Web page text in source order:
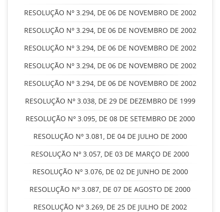
RESOLUÇÃO Nº 3.294, DE 06 DE NOVEMBRO DE 2002
RESOLUÇÃO Nº 3.294, DE 06 DE NOVEMBRO DE 2002
RESOLUÇÃO Nº 3.294, DE 06 DE NOVEMBRO DE 2002
RESOLUÇÃO Nº 3.294, DE 06 DE NOVEMBRO DE 2002
RESOLUÇÃO Nº 3.294, DE 06 DE NOVEMBRO DE 2002
RESOLUÇÃO Nº 3.038, DE 29 DE DEZEMBRO DE 1999
RESOLUÇÃO Nº 3.095, DE 08 DE SETEMBRO DE 2000
RESOLUÇÃO Nº 3.081, DE 04 DE JULHO DE 2000
RESOLUÇÃO Nº 3.057, DE 03 DE MARÇO DE 2000
RESOLUÇÃO Nº 3.076, DE 02 DE JUNHO DE 2000
RESOLUÇÃO Nº 3.087, DE 07 DE AGOSTO DE 2000
RESOLUÇÃO Nº 3.269, DE 25 DE JULHO DE 2002